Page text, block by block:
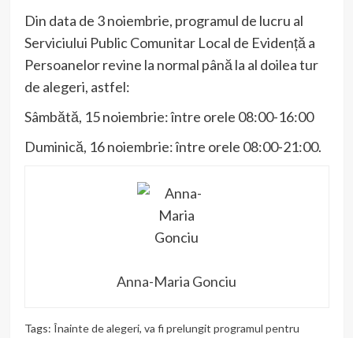
Din data de 3 noiembrie, programul de lucru al
Serviciului Public Comunitar Local de Evidență a
Persoanelor revine la normal până la al doilea tur
de alegeri, astfel:
Sâmbătă, 15 noiembrie: între orele 08:00-16:00
Duminică, 16 noiembrie: între orele 08:00-21:00.
Anna-Maria Gonciu
Tags: Înainte de alegeri, va fi prelungit programul pentru